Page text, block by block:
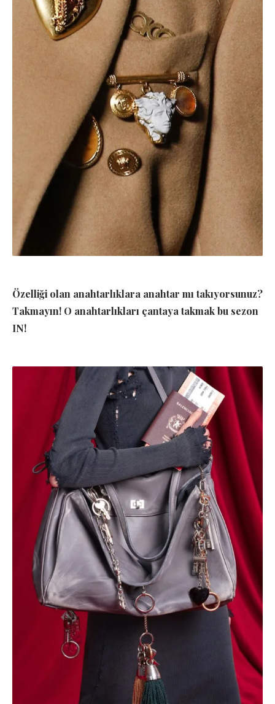
Özelliği olan anahtarlıklara anahtar mı takıyorsunuz?
Takmayın! O anahtarlıkları çantaya takmak bu sezon
IN!